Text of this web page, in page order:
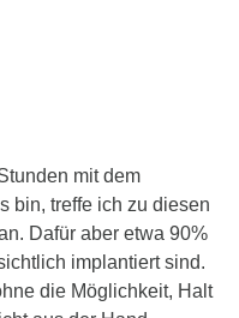
mit dem
bin, treffe ich zu diesen
Dafür aber etwa 90%
implantiert sind.
die Möglichkeit, Halt